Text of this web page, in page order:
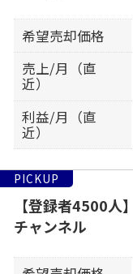
希望売却価格
売上/月（直
近）
利益/月（直
近）
PICKUP
【登録者4500人
チャンネル